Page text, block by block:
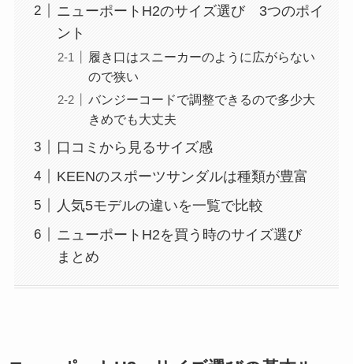
ニューポートH2のサイズ選び 3つのポイ
ント
履き口はスニーカーのように広がらない
ので狭い
バンジーコードで調整できるので多少大
きめでも大丈夫
口コミから見るサイズ感
KEENのスポーツサンダルは種類が豊富
人気5モデルの違いを一覧で比較
ニューポートH2を買う時のサイズ選び
まとめ